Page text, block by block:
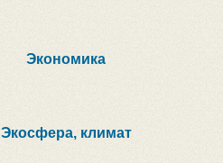
Экономика
Экосфера, климат